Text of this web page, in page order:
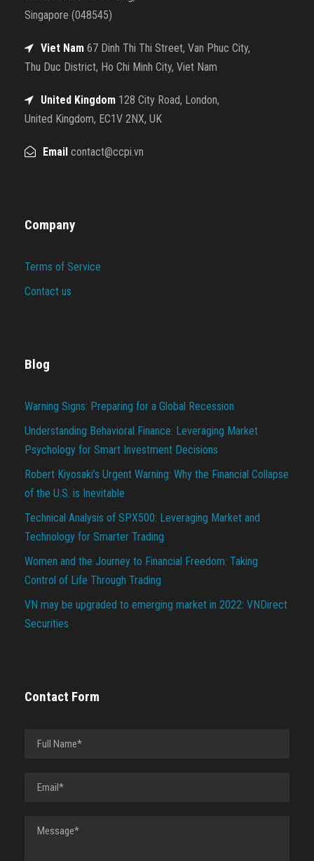
Singapore (048545)
Viet Nam 67 Dinh Thi Thi Street, Van Phuc City,
Thu Duc District, Ho Chi Minh City, Viet Nam
United Kingdom 128 City Road, London,
United Kingdom, EC1V 2NX, UK
Email contact@ccpi.vn
Company
Terms of Service
Contact us
Blog
Warning Signs: Preparing for a Global Recession
Understanding Behavioral Finance: Leveraging Market
Psychology for Smart Investment Decisions
Robert Kiyosaki’s Urgent Warning: Why the Financial Collapse
of the U.S. is Inevitable
Technical Analysis of SPX500: Leveraging Market and
Technology for Smarter Trading
Women and the Journey to Financial Freedom: Taking
Control of Life Through Trading
VN may be upgraded to emerging market in 2022: VNDirect
Securities
Contact Form